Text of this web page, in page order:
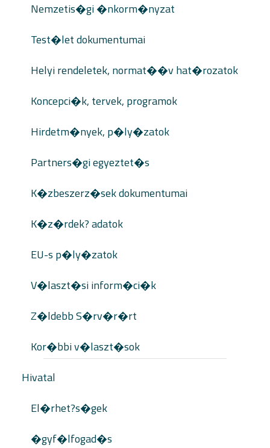
Nemzetis�gi �nkorm�nyzat
Test�let dokumentumai
Helyi rendeletek, normat��v hat�rozatok
Koncepci�k, tervek, programok
Hirdetm�nyek, p�ly�zatok
Partners�gi egyeztet�s
K�zbeszerz�sek dokumentumai
K�z�rdek? adatok
EU-s p�ly�zatok
V�laszt�si inform�ci�k
Z�ldebb S�rv�r�rt
Kor�bbi v�laszt�sok
Hivatal
El�rhet?s�gek
�gyf�lfogad�s